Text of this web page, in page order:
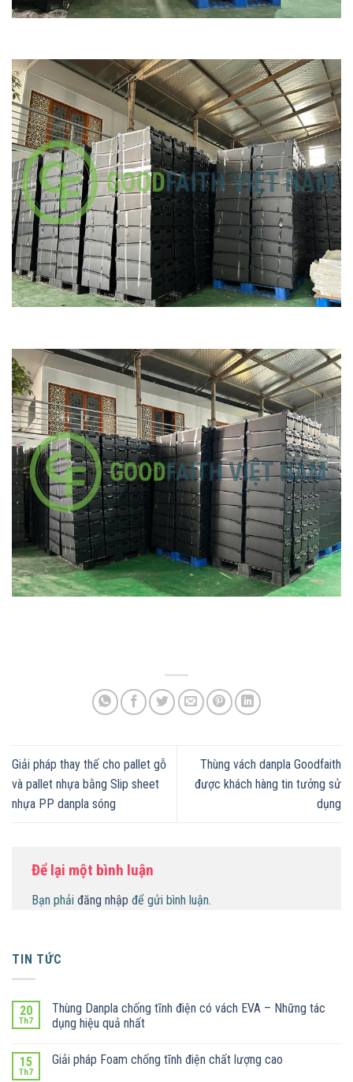
Giải pháp thay thế cho pallet gỗ
và pallet nhựa bằng Slip sheet
nhựa PP danpla sóng
Thùng vách danpla Goodfaith
được khách hàng tin tưởng sử
dụng
Để lại một bình luận
Bạn phải đăng nhập để gửi bình luận.
TIN TỨC
20
Th7
Thùng Danpla chống tĩnh điện có vách EVA – Những tác
dụng hiệu quả nhất
15
Th7
Giải pháp Foam chống tĩnh điện chất lượng cao